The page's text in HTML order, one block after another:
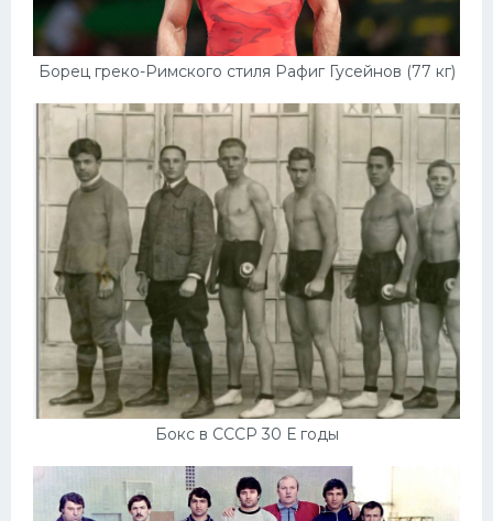
Борец греко-Римского стиля Рафиг Гусейнов (77 кг)
Бокс в СССР 30 Е годы